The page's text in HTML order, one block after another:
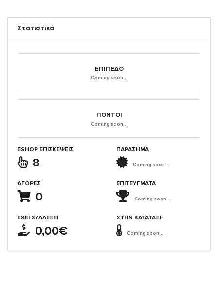
Στατιστικά
ΕΠΊΠΕΔΟ
Coming soon...
ΠΌΝΤΟΙ
Coming soon...
ESHOP ΕΠΙΣΚΈΨΕΙΣ
8
ΑΓΟΡΈΣ
0
ΈΧΕΙ ΣΥΛΛΈΞΕΙ
0,00€
ΠΑΡΑΣΗΜΑ
Coming soon...
ΕΠΙΤΕΎΓΜΑΤΑ
Coming soon...
ΣΤΗΝ ΚΑΤΆΤΑΞΗ
Coming soon...